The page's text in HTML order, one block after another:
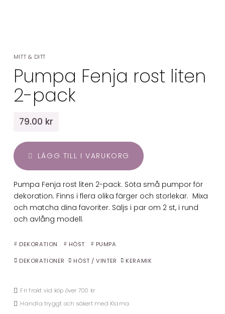
MITT & DITT
Pumpa Fenja rost liten
2-pack
79.00 kr
LÄGG TILL I VARUKORG
Pumpa Fenja rost liten 2-pack. Söta små pumpor för
dekoration. Finns i flera olika färger och storlekar. Mixa
och matcha dina favoriter. Säljs i par om 2 st, i rund
och avlång modell.
DEKORATION HÖST PUMPA
DEKORATIONER HÖST / VINTER KERAMIK
Fri frakt vid köp över 700 kr
Handla tryggt och säkert med Klarna